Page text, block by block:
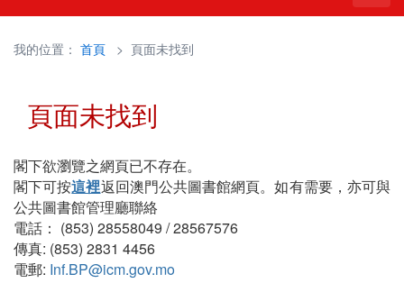
我的位置： 首頁 > 頁面未找到
頁面未找到
閣下欲瀏覽之網頁已不存在。
閣下可按這裡返回澳門公共圖書館網頁。如有需要，亦可與
公共圖書館管理廳聯絡
電話： (853) 28558049 / 28567576
傳真: (853) 2831 4456
電郵: Inf.BP@icm.gov.mo